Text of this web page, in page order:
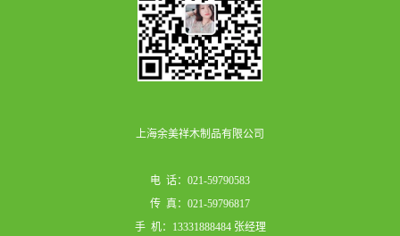
上海余美祥木制品有限公司
电 话：021-59790583
传 真：021-59796817
手 机：13331888484 张经理